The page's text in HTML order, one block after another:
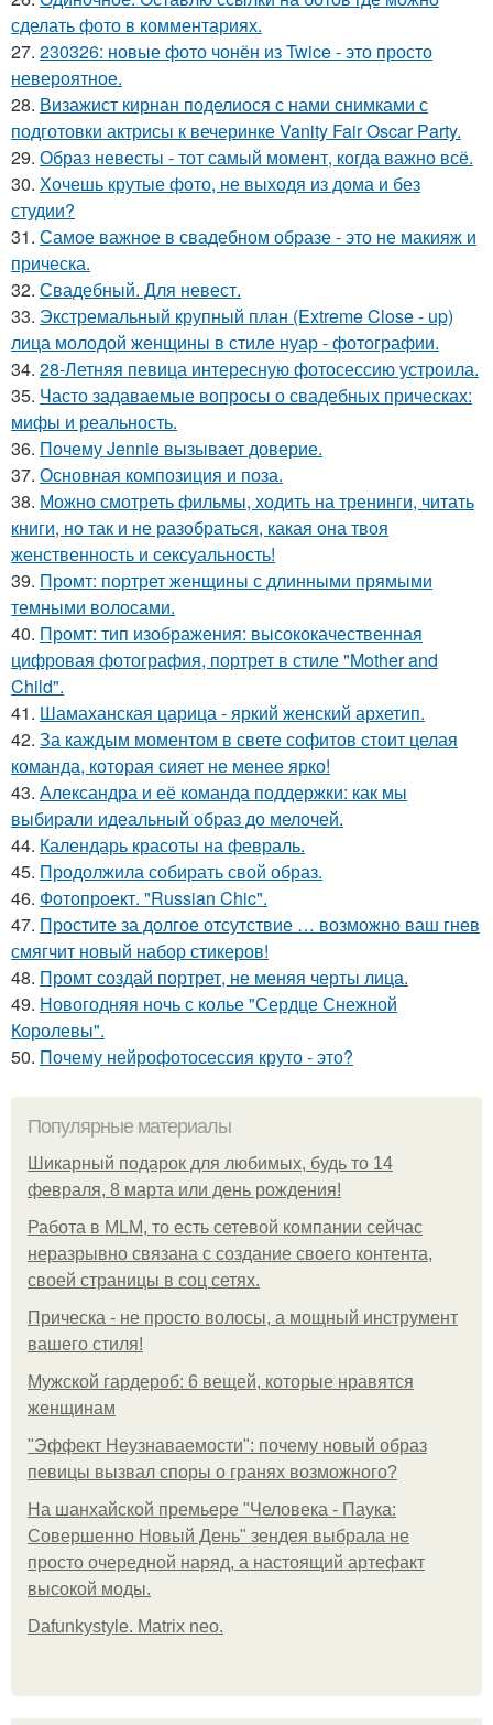
сделать фото в комментариях.
27. 230326: новые фото чонён из Twice - это просто
невероятное.
28. Визажист кирнан поделиося с нами снимками с
подготовки актрисы к вечеринке Vanity Fair Oscar Party.
29. Образ невесты - тот самый момент, когда важно всё.
30. Хочешь крутые фото, не выходя из дома и без
студии?
31. Самое важное в свадебном образе - это не макияж и
прическа.
32. Свадебный. Для невест.
33. Экстремальный крупный план (Extreme Close - up)
лица молодой женщины в стиле нуар - фотографии.
34. 28-Летняя певица интересную фотосессию устроила.
35. Часто задаваемые вопросы о свадебных прическах:
мифы и реальность.
36. Почему Jennie вызывает доверие.
37. Основная композиция и поза.
38. Можно смотреть фильмы, ходить на тренинги, читать
книги, но так и не разобраться, какая она твоя
женственность и сексуальность!
39. Промт: портрет женщины с длинными прямыми
темными волосами.
40. Промт: тип изображения: высококачественная
цифровая фотография, портрет в стиле "Mother and
Child".
41. Шамаханская царица - яркий женский архетип.
42. За каждым моментом в свете софитов стоит целая
команда, которая сияет не менее ярко!
43. Александра и её команда поддержки: как мы
выбирали идеальный образ до мелочей.
44. Календарь красоты на февраль.
45. Продолжила собирать свой образ.
46. Фотопроект. "Russian Chic".
47. Простите за долгое отсутствие … возможно ваш гнев
смягчит новый набор стикеров!
48. Промт создай портрет, не меняя черты лица.
49. Новогодняя ночь с колье "Сердце Снежной
Королевы".
50. Почему нейрофотосессия круто - это?
Популярные материалы
Шикарный подарок для любимых, будь то 14
февраля, 8 марта или день рождения!
Работа в MLM, то есть сетевой компании сейчас
неразрывно связана с создание своего контента,
своей страницы в соц сетях.
Прическа - не просто волосы, а мощный инструмент
вашего стиля!
Мужской гардероб: 6 вещей, которые нравятся
женщинам
"Эффект Неузнаваемости": почему новый образ
певицы вызвал споры о гранях возможного?
На шанхайской премьере "Человека - Паука:
Совершенно Новый День" зендея выбрала не
просто очередной наряд, а настоящий артефакт
высокой моды.
Dafunkystyle. Matrix neo.